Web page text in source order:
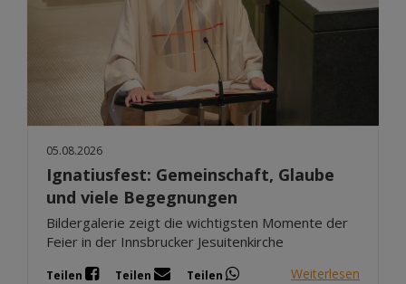
05.08.2026
Ignatiusfest: Gemeinschaft, Glaube
und viele Begegnungen
Bildergalerie zeigt die wichtigsten Momente der
Feier in der Innsbrucker Jesuitenkirche
Teilen Teilen Teilen Weiterlesen